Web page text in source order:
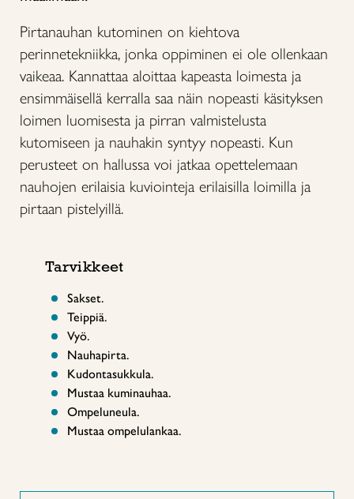
Pirtanauhan kutominen on kiehtova
perinnetekniikka, jonka oppiminen ei ole ollenkaan
vaikeaa. Kannattaa aloittaa kapeasta loimesta ja
ensimmäisellä kerralla saa näin nopeasti käsityksen
loimen luomisesta ja pirran valmistelusta
kutomiseen ja nauhakin syntyy nopeasti. Kun
perusteet on hallussa voi jatkaa opettelemaan
nauhojen erilaisia kuviointeja erilaisilla loimilla ja
pirtaan pistelyillä.
Tarvikkeet
Sakset.
Teippiä.
Vyö.
Nauhapirta.
Kudontasukkula.
Mustaa kuminauhaa.
Ompeluneula.
Mustaa ompelulankaa.